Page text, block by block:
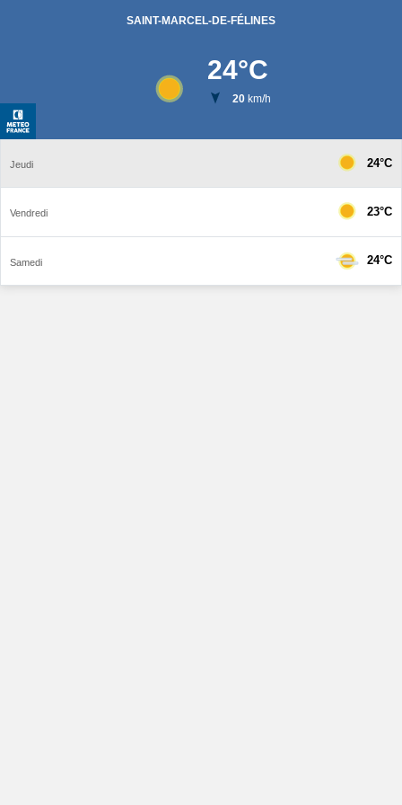
SAINT-MARCEL-DE-FÉLINES
24°C
20km/h
Jeudi 24°C
Vendredi 23°C
Samedi 24°C